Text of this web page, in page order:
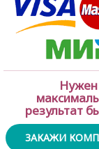
Нужен
результат
ЗАКАЖИ